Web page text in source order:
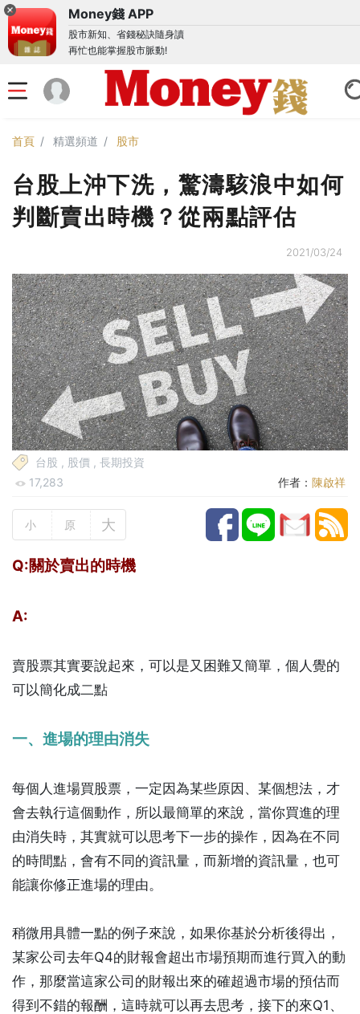
Money錢 APP
股市新知、省錢秘訣隨身讀
再忙也能掌握股市脈動!
首頁 精選頻道 股市
台股上沖下洗，驚濤駭浪中如何
判斷賣出時機？從兩點評估
2021/03/24
台股 , 股價 , 長期投資
17,283
作者： 陳啟祥
小 原 大
Q:關於賣出的時機
A:
賣股票其實要說起來，可以是又困難又簡單，個人覺的
可以簡化成二點
一、進場的理由消失
每個人進場買股票，一定因為某些原因、某個想法，才
會去執行這個動作，所以最簡單的來說，當你買進的理
由消失時，其實就可以思考下一步的操作，因為在不同
的時間點，會有不同的資訊量，而新增的資訊量，也可
能讓你修正進場的理由。
稍微用具體一點的例子來說，如果你基於分析後得出，
某家公司去年Q4的財報會超出市場預期而進行買入的動
作，那麼當這家公司的財報出來的確超過市場的預估而
得到不錯的報酬，這時就可以再去思考，接下的來Q1、